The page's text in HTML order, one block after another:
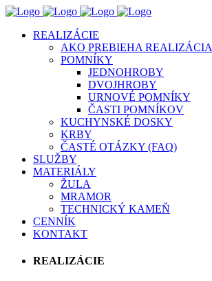
REALIZÁCIE
AKO PREBIEHA REALIZÁCIA
POMNÍKY
JEDNOHROBY
DVOJHROBY
URNOVÉ POMNÍKY
ČASTI POMNÍKOV
KUCHYNSKÉ DOSKY
KRBY
ČASTÉ OTÁZKY (FAQ)
SLUŽBY
MATERIÁLY
ŽULA
MRAMOR
TECHNICKÝ KAMEŇ
CENNÍK
KONTAKT
REALIZÁCIE